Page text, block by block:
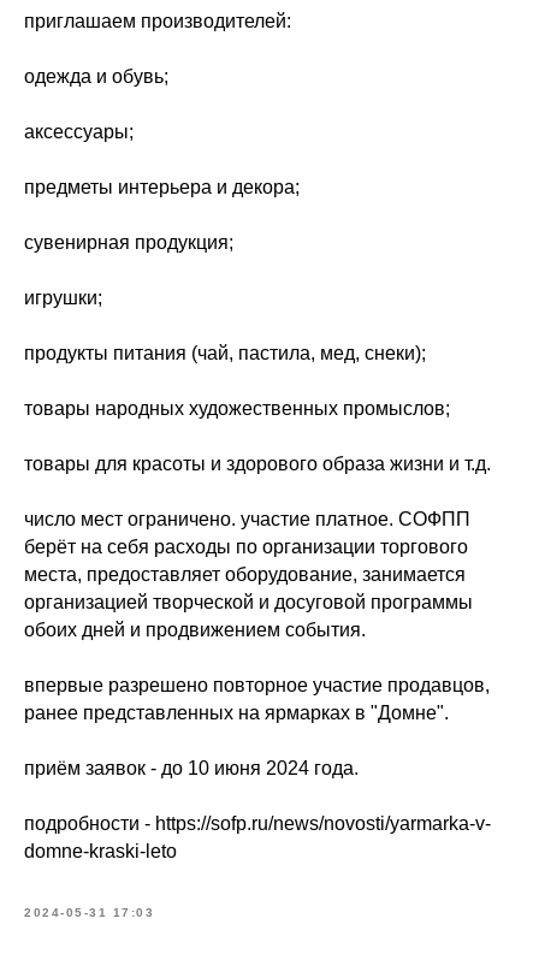
приглашаем производителей:
одежда и обувь;
аксессуары;
предметы интерьера и декора;
сувенирная продукция;
игрушки;
продукты питания (чай, пастила, мед, снеки);
товары народных художественных промыслов;
товары для красоты и здорового образа жизни и т.д.
число мест ограничено. участие платное. СОФПП
берёт на себя расходы по организации торгового
места, предоставляет оборудование, занимается
организацией творческой и досуговой программы
обоих дней и продвижением события.
впервые разрешено повторное участие продавцов,
ранее представленных на ярмарках в "Домне".
приём заявок - до 10 июня 2024 года.
подробности - https://sofp.ru/news/novosti/yarmarka-v-
domne-kraski-leto
2024-05-31 17:03